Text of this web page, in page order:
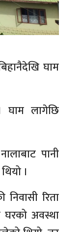
घाम
घाम लागेछि
पानी
।
रिता
घरको अवस्था